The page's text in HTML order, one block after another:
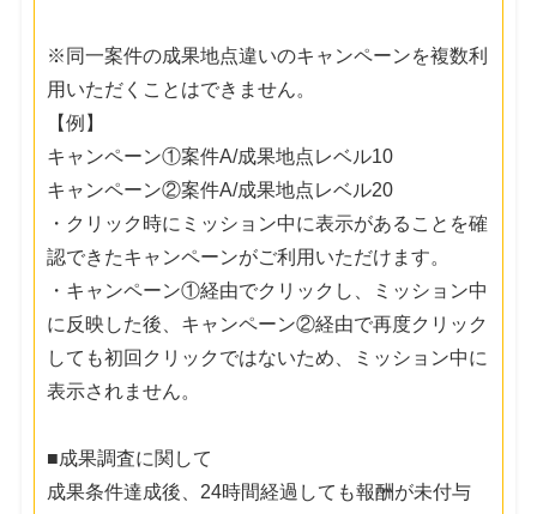
※同一案件の成果地点違いのキャンペーンを複数利
用いただくことはできません。
【例】
キャンペーン①案件A/成果地点レベル10
キャンペーン②案件A/成果地点レベル20
・クリック時にミッション中に表示があることを確
認できたキャンペーンがご利用いただけます。
・キャンペーン①経由でクリックし、ミッション中
に反映した後、キャンペーン②経由で再度クリック
しても初回クリックではないため、ミッション中に
表示されません。
■成果調査に関して
成果条件達成後、24時間経過しても報酬が未付与